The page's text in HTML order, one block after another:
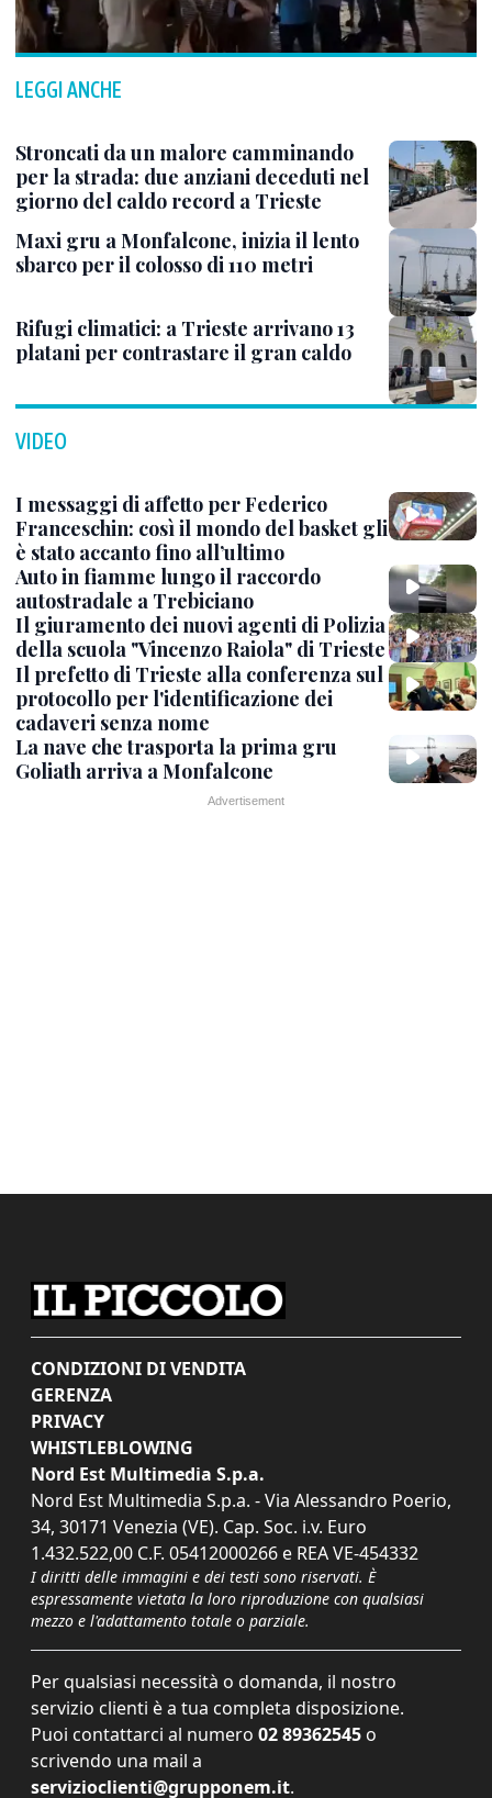
LEGGI ANCHE
Stroncati da un malore camminando
per la strada: due anziani deceduti nel
giorno del caldo record a Trieste
Maxi gru a Monfalcone, inizia il lento
sbarco per il colosso di 110 metri
Rifugi climatici: a Trieste arrivano 13
platani per contrastare il gran caldo
VIDEO
I messaggi di affetto per Federico
Franceschin: così il mondo del basket gli
è stato accanto fino all’ultimo
Auto in fiamme lungo il raccordo
autostradale a Trebiciano
Il giuramento dei nuovi agenti di Polizia
della scuola "Vincenzo Raiola" di Trieste
Il prefetto di Trieste alla conferenza sul
protocollo per l'identificazione dei
cadaveri senza nome
La nave che trasporta la prima gru
Goliath arriva a Monfalcone
CONDIZIONI DI VENDITA
GERENZA
PRIVACY
WHISTLEBLOWING
Nord Est Multimedia S.p.a.
Nord Est Multimedia S.p.a. - Via Alessandro Poerio,
34, 30171 Venezia (VE). Cap. Soc. i.v. Euro
1.432.522,00 C.F. 05412000266 e REA VE-454332
I diritti delle immagini e dei testi sono riservati. È
espressamente vietata la loro riproduzione con qualsiasi
mezzo e l'adattamento totale o parziale.
Per qualsiasi necessità o domanda, il nostro
servizio clienti è a tua completa disposizione.
Puoi contattarci al numero 02 89362545 o
scrivendo una mail a
servizioclienti@grupponem.it.